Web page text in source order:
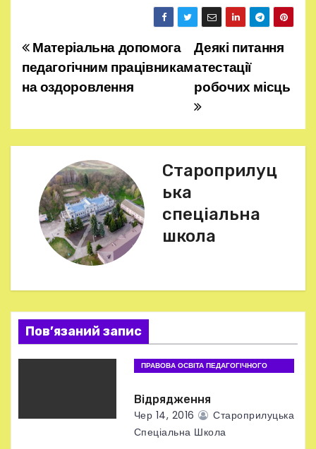
Н
а
і
я
з
а
Деякі питання
атестації
робочих місць
Матеріальна допомога
педагогічним працівникам
на оздоровлення
Староприлуц
ька
спеціальна
школа
Пов’язаний запис
ПРАВОВА ОСВІТА ПЕДАГОГІЧНОГО
Відрядження
Чер 14, 2016
Староприлуцька
Спеціальна Школа